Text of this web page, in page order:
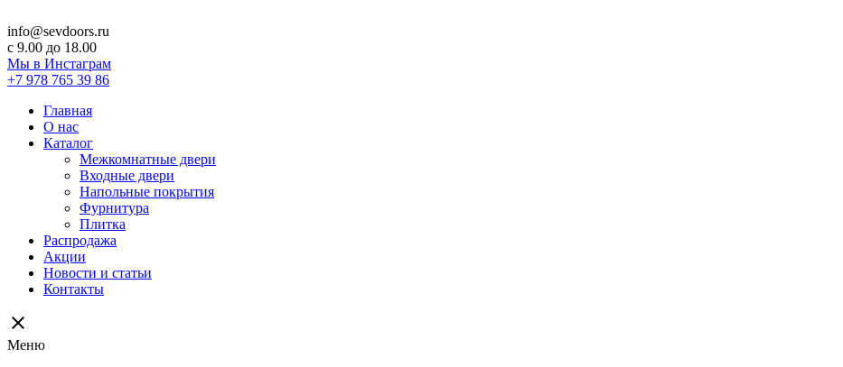
info@sevdoors.ru
c 9.00 до 18.00
Мы в Инстаграм
+7 978 765 39 86
Главная
О нас
Каталог
Межкомнатные двери
Входные двери
Напольные покрытия
Фурнитура
Плитка
Распродажа
Акции
Новости и статьи
Контакты
close
Меню